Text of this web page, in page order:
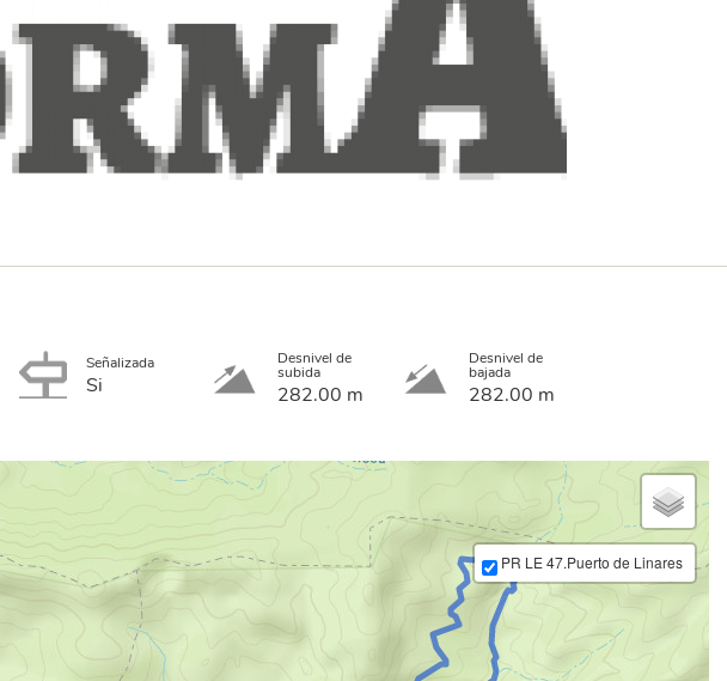
Señalizada
Si
Desnivel de
subida
282.00 m
Desnivel de
bajada
282.00 m
PR LE 47.Puerto de Linares